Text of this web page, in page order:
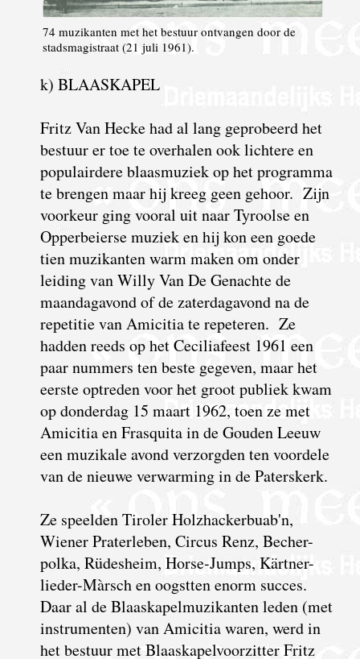
74 muzikanten met het bestuur ontvangen door de
stadsmagistraat (21 juli 1961).
k) BLAASKAPEL
Fritz Van Hecke had al lang geprobeerd het
bestuur er toe te overhalen ook lichtere en
populairdere blaasmuziek op het programma
te brengen maar hij kreeg geen gehoor. Zijn
voorkeur ging vooral uit naar Tyroolse en
Opperbeierse muziek en hij kon een goede
tien muzikanten warm maken om onder
leiding van Willy Van De Genachte de
maandagavond of de zaterdagavond na de
repetitie van Amicitia te repeteren. Ze
hadden reeds op het Ceciliafeest 1961 een
paar nummers ten beste gegeven, maar het
eerste optreden voor het groot publiek kwam
op donderdag 15 maart 1962, toen ze met
Amicitia en Frasquita in de Gouden Leeuw
een muzikale avond verzorgden ten voordele
van de nieuwe verwarming in de Paterskerk.
Ze speelden Tiroler Holzhackerbuab'n,
Wiener Praterleben, Circus Renz, Becher-
polka, Rüdesheim, Horse-Jumps, Kärtner-
lieder-Màrsch en oogstten enorm succes.
Daar al de Blaaskapelmuzikanten leden (met
instrumenten) van Amicitia waren, werd in
het bestuur met Blaaskapelvoorzitter Fritz